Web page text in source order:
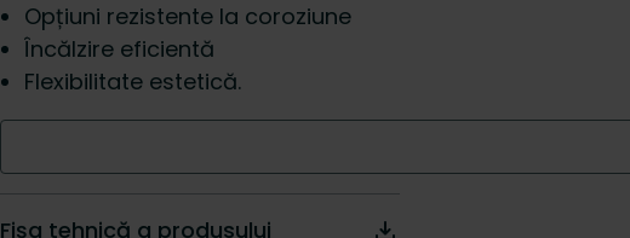
Opțiuni rezistente la coroziune
Încălzire eficientă
Flexibilitate estetică.
Fișa tehnică a produsului